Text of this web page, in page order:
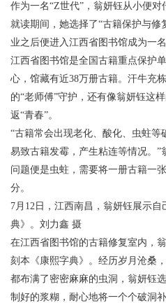
作为一名“Z世代”，翁妍钰从小便
就读期间，她选择了“古籍保护与修
业之后便进入江西省图书馆成为一名
江西省图书馆是全国古籍重点保护
心，馆藏有近38万册古籍。汗牛充
的“老师傅”守护，还有像翁妍钰这
返“青春”。
“古籍常会出现老化、酸化、虫蛀
易致古籍发霉，产生粘连等情况。
问题便是虫蛀，需要将一册古籍一
分。
7月12日，江西南昌，翁妍钰展示
典》。刘力鑫 摄
在江西省图书馆的古籍修复室内，
刻本《康熙字典》。经历岁月沧桑
都布满了密密麻麻的虫洞，翁妍钰
制好的浆糊，耐心地将一个个破洞补